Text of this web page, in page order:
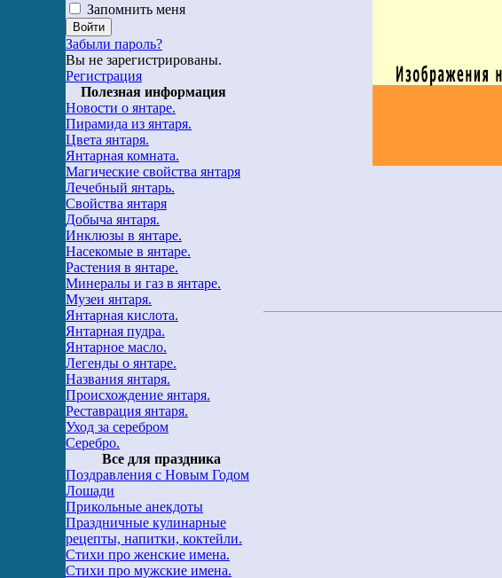
Запомнить меня
Забыли пароль?
Вы не зарегистрированы.
Регистрация
Полезная информация
Новости о янтаре.
Пирамида из янтаря.
Цвета янтаря.
Янтарная комната.
Магические свойства янтаря
Лечебный янтарь.
Свойства янтаря
Добыча янтаря.
Инклюзы в янтаре.
Насекомые в янтаре.
Растения в янтаре.
Минералы и газ в янтаре.
Музеи янтаря.
Янтарная кислота.
Янтарная пудра.
Янтарное масло.
Легенды о янтаре.
Названия янтаря.
Происхождение янтаря.
Реставрация янтаря.
Уход за серебром
Серебро.
Все для праздника
Поздравления с Новым Годом
Лошади
Прикольные анекдоты
Праздничные кулинарные
рецепты, напитки, коктейли.
Стихи про женские имена.
Стихи про мужские имена.